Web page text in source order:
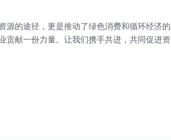
源的途径，更是推动了绿色消费和循环经济
献一份力量。让我们携手共进，共同促进